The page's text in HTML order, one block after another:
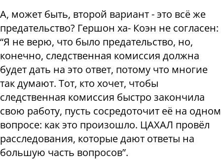
А, может быть, второй вариант - это всё же
предательство? Гершон ха- Коэн не согласен:
“Я не верю, что было предательство, но,
конечно, следственная комиссия должна
будет дать на это ответ, потому что многие
так думают. Тот, кто хочет, чтобы
следственная комиссия быстро закончила
свою работу, пусть сосредоточит её на одном
вопросе: как это произошло. ЦАХАЛ провёл
расследования, которые дают ответы на
большую часть вопросов”.